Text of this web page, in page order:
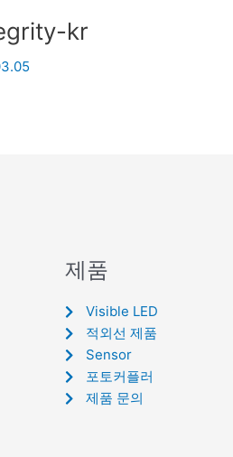
kr
제품
Visible LED
적외선 제품
Sensor
포토커플러
제품 문의